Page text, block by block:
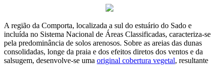
A região da Comporta, localizada a sul do estuário do Sado e
incluída no Sistema Nacional de Áreas Classificadas, caracteriza-se
pela predominância de solos arenosos. Sobre as areias das dunas
consolidadas, longe da praia e dos efeitos diretos dos ventos e da
salsugem, desenvolve-se uma original cobertura vegetal, resultante